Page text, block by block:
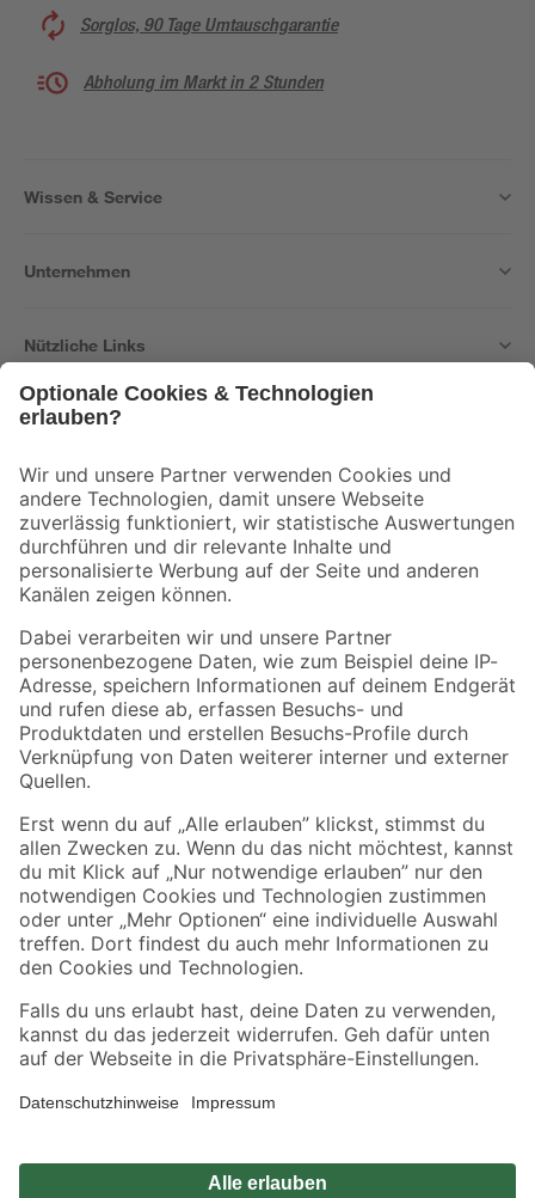
Sorglos, 90 Tage Umtauschgarantie
Abholung im Markt in 2 Stunden
Wissen & Service
Unternehmen
Nützliche Links
Der toom Newsletter: Keine Angebote und Aktionen mehr verpassen!
Zur Newsletter Anmeldung
Folge uns
Zahlungsarten Versandarten
Sicher einkaufen
Jetzt die toom-App herunterladen
Alle Preisangaben in EUR inkl. gesetzl. MwSt.. Die dargestellten Angebote sind unter
Umständen nicht in allen Märkten verfügbar. Die angegebenen Verfügbarkeiten beziehen
Produkte nur solange der Vorrat reicht.
*Paketversand ab 59 € versandkostenfrei, gilt nicht für Artikel mit Speditionsversand, hier
Privatsphäre Impressum